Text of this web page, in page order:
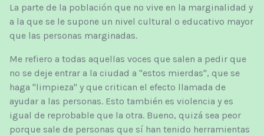
La parte de la población que no vive en la marginalidad y
a la que se le supone un nivel cultural o educativo mayor
que las personas marginadas.
Me refiero a todas aquellas voces que salen a pedir que
no se deje entrar a la ciudad a "estos mierdas", que se
haga "limpieza" y que critican el efecto llamada de
ayudar a las personas. Esto también es violencia y es
igual de reprobable que la otra. Bueno, quizá sea peor
porque sale de personas que sí han tenido herramientas